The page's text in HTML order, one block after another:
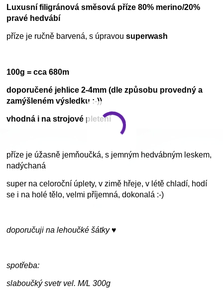
Luxusní filigránová směsová příze 80% merino/20%
pravé hedvábí
příze je ručně barvená, s úpravousuperwash
100g = cca 680m
doporučené jehlice 2-4mm (dle způsobu provedný a
zamýšleném výsledku :-))
vhodná i na strojové pletení
příze je úžasně jemňoučká, s jemným hedvábným leskem,
nadýchaná
super na celoroční úplety, v zimě hřeje, v létě chladí, hodí
se i na holé tělo, velmi příjemná, dokonalá :-)
doporučuji na lehoučké šátky ♥
spotřeba:
slaboučký svetr vel. M/L 300g